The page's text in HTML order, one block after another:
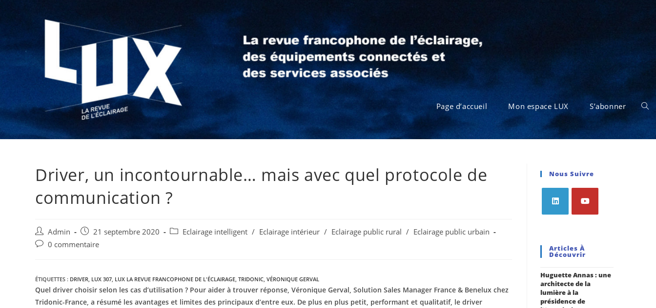
Page d’accueil Mon espace LUX S’abonner
Driver, un incontournable… mais avec quel protocole de
communication ?
Admin 21 septembre 2020 Eclairage intelligent / Eclairage intérieur / Eclairage public rural / Eclairage public urbain
0 commentaire
ÉTIQUETTES : DRIVER, LUX 307, LUX LA REVUE FRANCOPHONE DE L'ÉCLAIRAGE, TRIDONIC, VÉRONIQUE GERVAL
Quel driver choisir selon les cas d’utilisation ? Pour aider à trouver réponse, Véronique Gerval, Solution Sales Manager France & Benelux chez
Tridonic-France, a résumé les avantages et limites des principaux d’entre eux. De plus en plus petit, performant et qualitatif, le driver
Nous Suivre
Articles À
Découvrir
Huguette Annas : une
architecte de la
lumière à la
présidence de